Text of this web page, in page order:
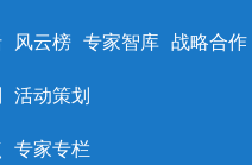
风云榜 专家智库 战略合作
活动策划
专家专栏